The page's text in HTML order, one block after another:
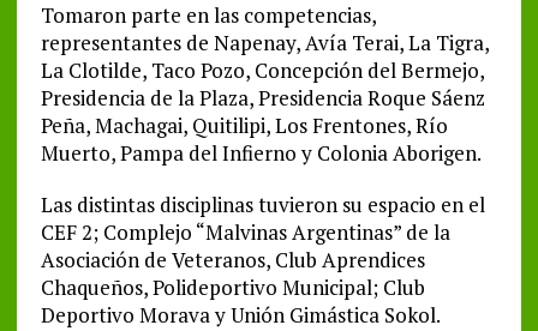
Tomaron parte en las competencias,
representantes de Napenay, Avía Terai, La Tigra,
La Clotilde, Taco Pozo, Concepción del Bermejo,
Presidencia de la Plaza, Presidencia Roque Sáenz
Peña, Machagai, Quitilipi, Los Frentones, Río
Muerto, Pampa del Infierno y Colonia Aborigen.
Las distintas disciplinas tuvieron su espacio en el
CEF 2; Complejo “Malvinas Argentinas” de la
Asociación de Veteranos, Club Aprendices
Chaqueños, Polideportivo Municipal; Club
Deportivo Morava y Unión Gimástica Sokol.